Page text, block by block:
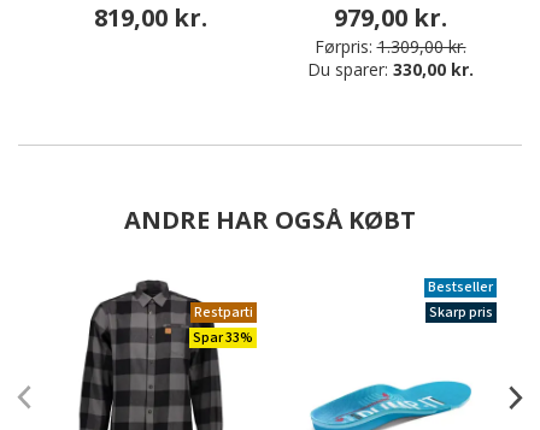
819,00 kr. 979,00 kr.
Førpris: 1.309,00 kr.
Du sparer: 330,00 kr.
ANDRE HAR OGSÅ KØBT
Restparti
Spar 33%
Bestseller
Skarp pris